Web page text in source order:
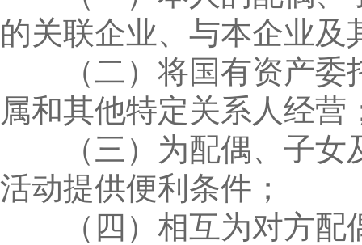
的关联企业、与本企业
（二）将国有资产委
属和其他特定关系人经营
（三）为配偶、子女
活动提供便利条件；
（四）相互为对方配